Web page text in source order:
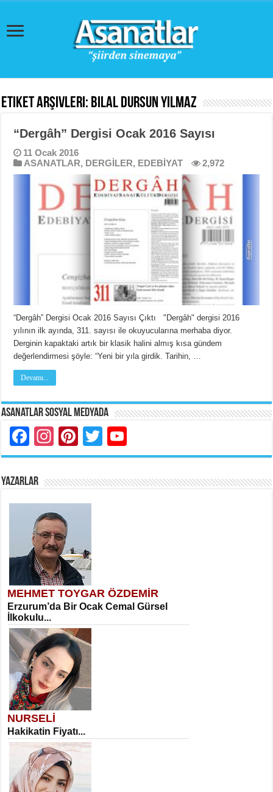
Etiket Arşivleri: Bilal Dursun Yılmaz
“Dergâh” Dergisi Ocak 2016 Sayısı
11 Ocak 2016
ASANATLAR, DERGİLER, EDEBİYAT 2,972
“Dergâh” Dergisi Ocak 2016 Sayısı Çıktı "Dergâh" dergisi 2016
yılının ilk ayında, 311. sayısı ile okuyucularına merhaba diyor.
Derginin kapaktaki artık bir klasik halini almış kısa gündem
değerlendirmesi şöyle: “Yeni bir yıla girdik. Tarihin, …
Devamı...
Asanatlar Sosyal Medyada
Facebook
Instagram
Pinterest
Twitter
YAZARLAR
MEHMET TOYGAR ÖZDEMİR
Erzurum’da Bir Ocak Cemal Gürsel
İlkokulu...
NURSELİ
Hakikatin Fiyatı...